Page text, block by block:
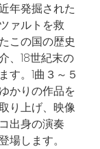
年発掘された
ァルトを救
この国の歴史
、18世紀末の
す。1曲３～５
かりの作品を
り上げ、映像
出身の演奏
場します。